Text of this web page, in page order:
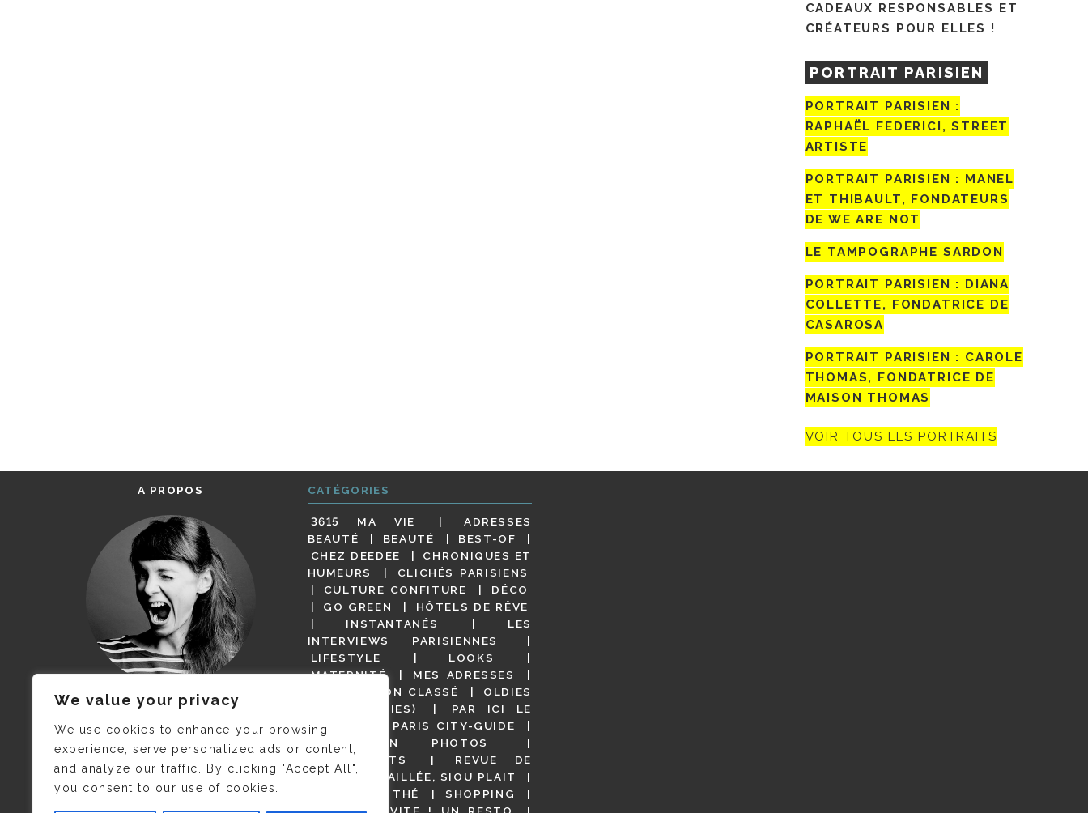
We value your privacy
We use cookies to enhance your browsing
experience, serve personalized ads or content,
and analyze our traffic. By clicking "Accept All",
you consent to our use of cookies.
CADEAUX RESPONSABLES ET
CRÉATEURS POUR ELLES !
PORTRAIT PARISIEN
PORTRAIT PARISIEN :
RAPHAËL FEDERICI, STREET
ARTISTE
PORTRAIT PARISIEN : MANEL
ET THIBAULT, FONDATEURS
DE WE ARE NOT
LE TAMPOGRAPHE SARDON
PORTRAIT PARISIEN : DIANA
COLLETTE, FONDATRICE DE
CASAROSA
PORTRAIT PARISIEN : CAROLE
THOMAS, FONDATRICE DE
MAISON THOMAS
VOIR TOUS LES PORTRAITS
A PROPOS
JE M’APPELLE DELPHINE MAIS
C’EST ©CAMILLE COLLIN QUI A
PRIS CETTE PHOTO !
CATÉGORIES
3615 MA VIE
ADRESSES
BEAUTÉ
BEAUTÉ
BEST-OF
CHEZ DEEDEE
CHRONIQUES ET
HUMEURS
CLICHÉS PARISIENS
CULTURE CONFITURE
DÉCO
GO GREEN
HÔTELS DE RÊVE
INSTANTANÉS
LES
INTERVIEWS PARISIENNES
LIFESTYLE
LOOKS
MATERNITÉ
MES ADRESSES
NON CLASSÉ
OLDIES
(BUT GOODIES)
PAR ICI LE
MAGOT !
PARIS CITY-GUIDE
PARIS EN PHOTOS
RESTAURANTS
REVUE DE
PRESSE DÉTAILLÉE, SIOU PLAIT
SALONS DE THÉ
SHOPPING
VIDÉOS
VITE ! UN RESTO